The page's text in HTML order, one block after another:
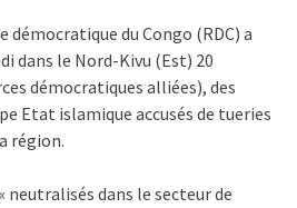
démocratique du Congo (RDC) a
dans le Nord-Kivu (Est) 20
démocratiques alliées), des
Etat islamique accusés de tueries
région.
neutralisés dans le secteur de